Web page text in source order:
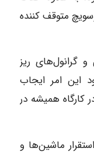
متوقف کننده
و گرانول‌های ریز
این امر ایجاب
کارگاه همیشه در
استقرار ماشین‌ها و